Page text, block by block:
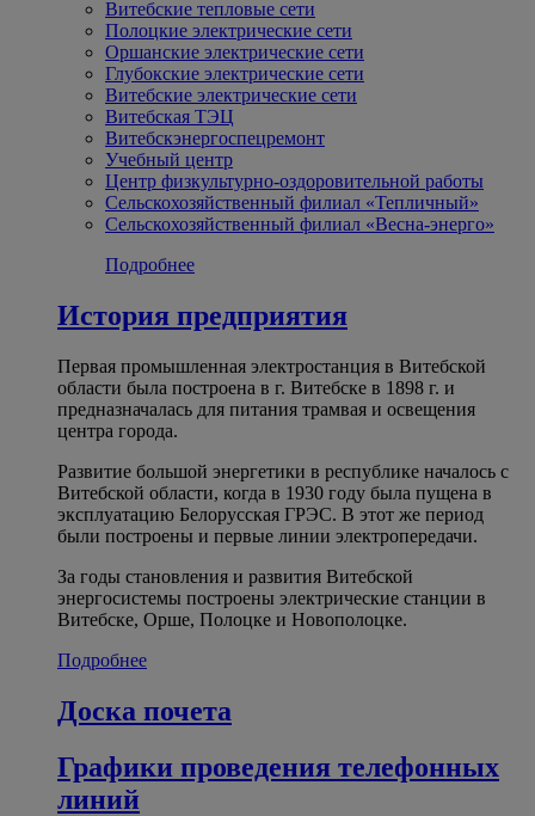
Витебские тепловые сети
Полоцкие электрические сети
Оршанские электрические сети
Глубокские электрические сети
Витебские электрические сети
Витебская ТЭЦ
Витебскэнергоспецремонт
Учебный центр
Центр физкультурно-оздоровительной работы
Сельскохозяйственный филиал «Тепличный»
Сельскохозяйственный филиал «Весна-энерго»
Подробнее
История предприятия
Первая промышленная электростанция в Витебской
области была построена в г. Витебске в 1898 г. и
предназначалась для питания трамвая и освещения
центра города.
Развитие большой энергетики в республике началось с
Витебской области, когда в 1930 году была пущена в
эксплуатацию Белорусская ГРЭС. В этот же период
были построены и первые линии электропередачи.
За годы становления и развития Витебской
энергосистемы построены электрические станции в
Витебске, Орше, Полоцке и Новополоцке.
Подробнее
Доска почета
Графики проведения телефонных
линий